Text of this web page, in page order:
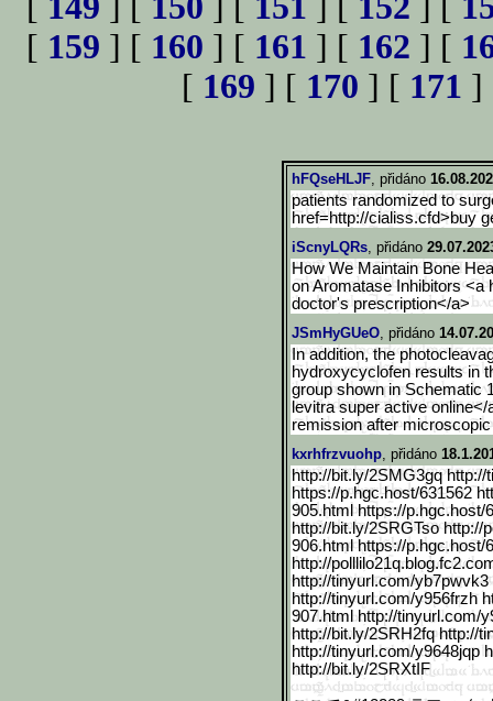
[ 159 ] [ 160 ] [ 161 ] [ 162 ] [
[ 169 ] [ 170 ] [ 171 ]
hFQseHLJF, přidáno
patients randomized to
href=http://cialiss.cfd>buy
iScnyLQRs, přidáno
How We Maintain Bone
on Aromatase Inhibitors <a
doctor's prescription</a>
JSmHyGUeO, přidáno
In addition, the
hydroxycyclofen results in
group shown in Schematic
levitra super active
remission after
kxrhfrzvuohp, přidáno
http://bit.ly/2SMG3gq
https://p.hgc.host/631562
905.html https://p.hgc.host/
http://bit.ly/2SRGTso http://
906.html https://p.hgc.host/
http://polllilo21q.blog.fc2.co
http://tinyurl.com/
http://tinyurl.com/y956frzh
907.html http://tinyurl.com/
http://bit.ly/2SRH2fq http://
http://tinyurl.com/y9648jqp
http://bit.ly/2SRXtIF